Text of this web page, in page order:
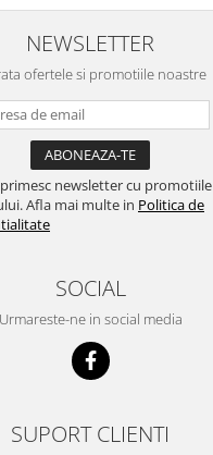
Eu
continua cu
NEWSLETTER
ofertele si promotiile noastre
newsletter cu promotiile
Afla mai multe in Politica de
SOCIAL
Urmareste-ne in social media
SUPORT CLIENTI